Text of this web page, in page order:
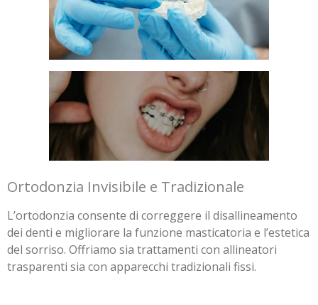
Ortodonzia Invisibile e Tradizionale
L’ortodonzia consente di correggere il disallineamento
dei denti e migliorare la funzione masticatoria e l’estetica
del sorriso. Offriamo sia trattamenti con allineatori
trasparenti sia con apparecchi tradizionali fissi.